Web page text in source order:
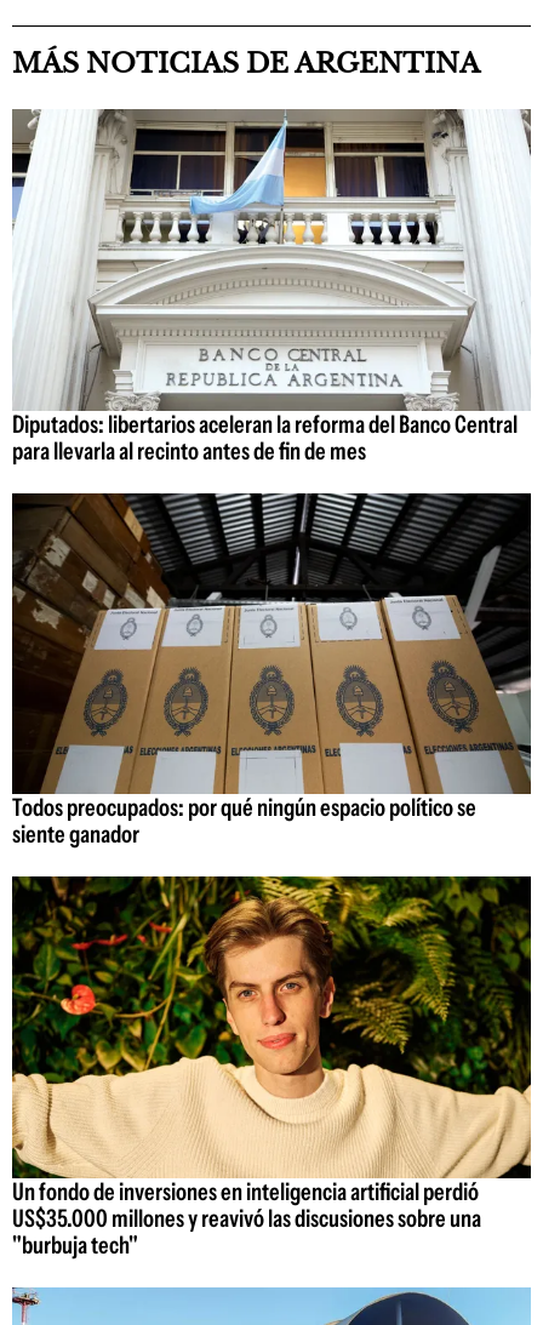
MÁS NOTICIAS DE ARGENTINA
Diputados: libertarios aceleran la reforma del Banco Central
para llevarla al recinto antes de fin de mes
Todos preocupados: por qué ningún espacio político se
siente ganador
Un fondo de inversiones en inteligencia artificial perdió
US$35.000 millones y reavivó las discusiones sobre una
"burbuja tech"